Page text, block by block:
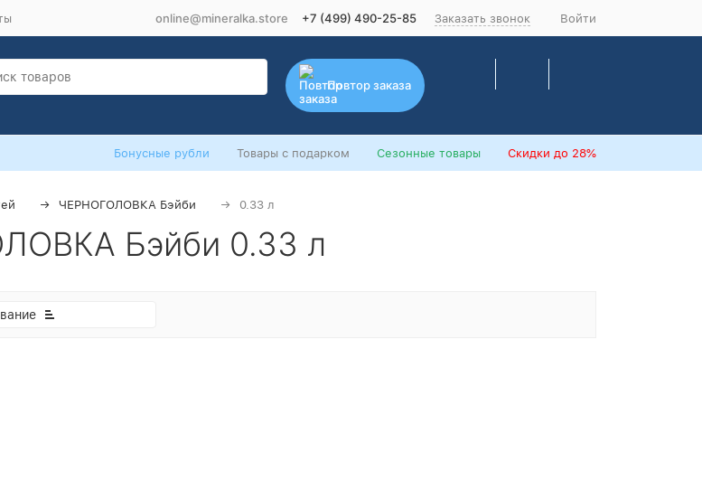
online@mineralka.store +7 (499) 490-25-85 Заказать звонок Войти
Повтор заказа
Бонусные рубли Товары с подарком Сезонные товары Скидки до 28%
ЧЕРНОГОЛОВКА Бэйби 0.33 л
Бэйби 0.33 л